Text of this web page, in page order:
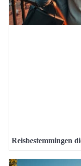
Reisbestemmingen